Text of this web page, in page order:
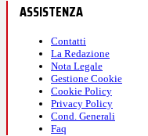
ASSISTENZA
Contatti
La Redazione
Nota Legale
Gestione Cookie
Cookie Policy
Privacy Policy
Cond. Generali
Faq